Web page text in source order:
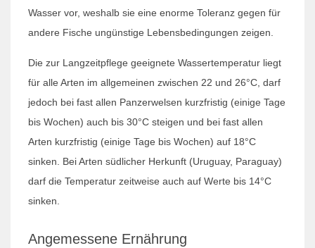
Wasser vor, weshalb sie eine enorme Toleranz gegen für
andere Fische ungünstige Lebensbedingungen zeigen.
Die zur Langzeitpflege geeignete Wassertemperatur liegt
für alle Arten im allgemeinen zwischen 22 und 26°C, darf
jedoch bei fast allen Panzerwelsen kurzfristig (einige Tage
bis Wochen) auch bis 30°C steigen und bei fast allen
Arten kurzfristig (einige Tage bis Wochen) auf 18°C
sinken. Bei Arten südlicher Herkunft (Uruguay, Paraguay)
darf die Temperatur zeitweise auch auf Werte bis 14°C
sinken.
Angemessene Ernährung